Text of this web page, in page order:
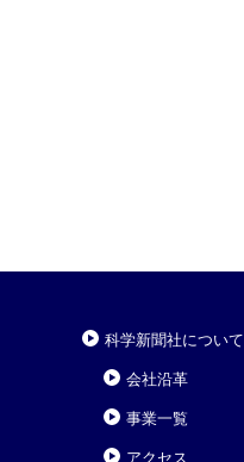
科学新聞社について
会社沿革
事業一覧
アクセス